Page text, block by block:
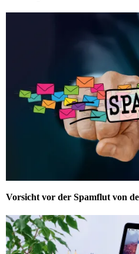
Vorsicht vor der Spamflut von